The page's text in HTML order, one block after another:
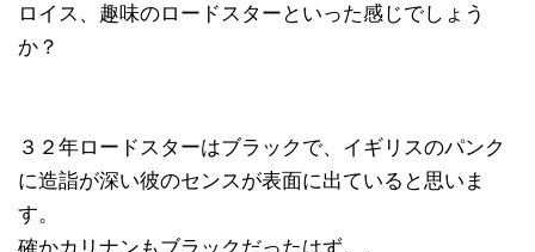
ロイス、趣味のロードスターといった感じでしょう
か？
３２年ロードスターはブラックで、イギリスのパンク
に造詣が深い彼のセンスが表面に出ていると思いま
す。
確かカリナンもブラックだったはず。。